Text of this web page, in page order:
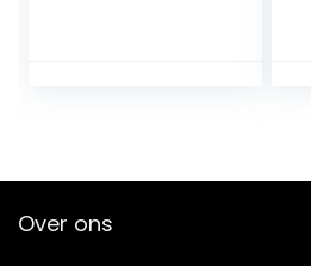
– Stoffilter –
ruimtes tot
Over ons